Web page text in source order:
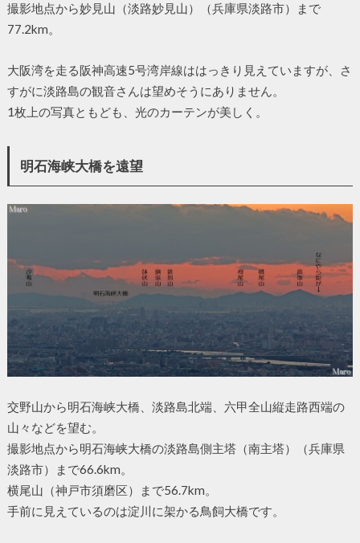
撮影地点から妙見山（淡路妙見山）（兵庫県淡路市）まで
77.2km。
大阪湾を走る阪神高速5号湾岸線ははっきり見えていますが、さ
すがに淡路島の観音さんは望めそうにありません。
1枚上の写真ともども、光のカーテンが美しく。
明石海峡大橋を遠望
交野山から明石海峡大橋、淡路島北端、六甲全山縦走路西端の
山々などを望む。
撮影地点から明石海峡大橋の淡路島側主塔（南主塔）（兵庫県
淡路市）まで66.6km。
横尾山（神戸市須磨区）まで56.7km。
手前に見えているのは淀川に架かる鳥飼大橋です。